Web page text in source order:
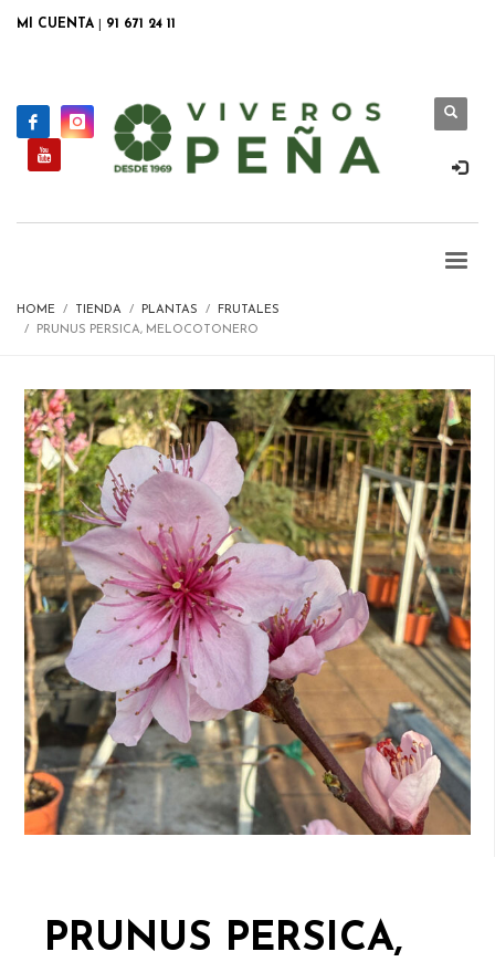
MI CUENTA 91 671 24 11
HOME TIENDA PLANTAS
FRUTALES
PRUNUS PERSICA, MELOCOTONERO
PRUNUS PERSICA,